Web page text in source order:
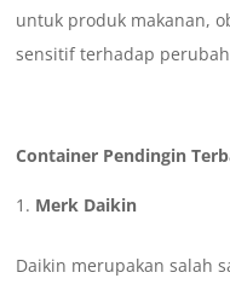
untuk produk makanan,
sensitif terhadap
Container Pendingin
Merk Daikin
Daikin merupakan salah